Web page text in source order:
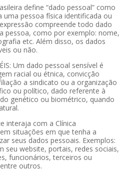
define “dado pessoal” como
uma pessoa física identificada ou
compreende todo dado
pessoa, como por exemplo: nome,
etc. Além disso, os dados
ou não.
Um dado pessoal sensível é
racial ou étnica, convicção
a sindicato ou a organização
ou político, dado referente à
genético ou biométrico, quando
interaja com a Clínica
situações em que tenha a
seus dados pessoais. Exemplos:
seu website, portais, redes sociais,
funcionários, terceiros ou
outros.